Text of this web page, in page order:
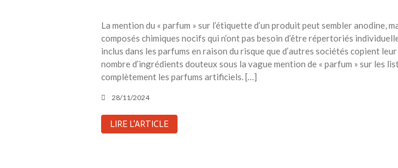
La mention du « parfum » sur l’étiquette d’un produit peut sembler anodine,
composés chimiques nocifs qui n’ont pas besoin d’être répertoriés
inclus dans les parfums en raison du risque que d’autres sociétés copient
nombre d’ingrédients douteux sous la vague mention de « parfum » sur les
complètement les parfums artificiels. […]
28/11/2024
LIRE L'ARTICLE